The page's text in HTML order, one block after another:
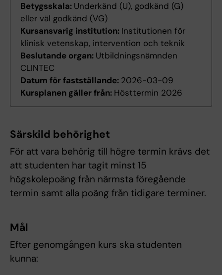
Betygsskala: Underkänd (U), godkänd (G)
eller väl godkänd (VG)
Kursansvarig institution: Institutionen för
klinisk vetenskap, intervention och teknik
Beslutande organ: Utbildningsnämnden
CLINTEC
Datum för fastställande: 2026-03-09
Kursplanen gäller från: Hösttermin 2026
Särskild behörighet
För att vara behörig till högre termin krävs det
att studenten har tagit minst 15
högskolepoäng från närmsta föregående
termin samt alla poäng från tidigare terminer.
Mål
Efter genomgången kurs ska studenten
kunna: